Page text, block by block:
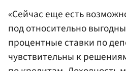
«Сейчас еще есть
под относительно
процентные ставки по
чувствительны к